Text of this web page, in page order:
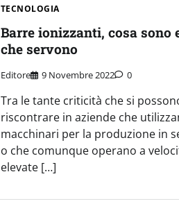
TECNOLOGIA
Barre ionizzanti, cosa sono
che servono
Editore 9 Novembre 2022 0
Tra le tante criticità che si
riscontrare in aziende che
macchinari per la produzione in
o che comunque operano a
elevate […]